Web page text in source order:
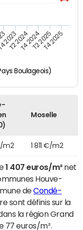
Boulageois)
2023
T2 2024T4 2024T2 2025T4 2025
Moselle
m2 1 811 €/m2
1 407 euros/m²net
Houve-
deCondé-
sont définis sur la
la région Grand
77 euros/m².